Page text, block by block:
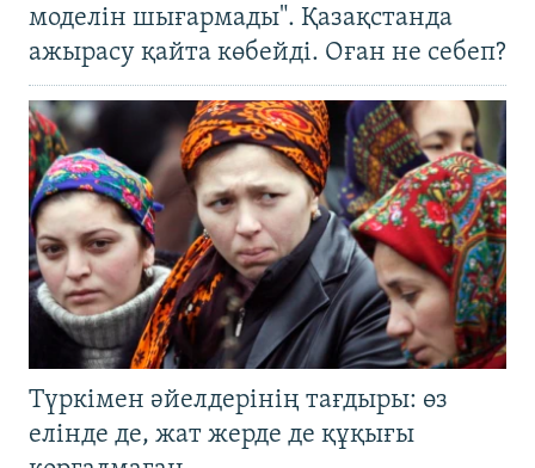
моделін шығармады". Қазақстанда
ажырасу қайта көбейді. Оған не себеп?
Түркімен әйелдерінің тағдыры: өз
елінде де, жат жерде де құқығы